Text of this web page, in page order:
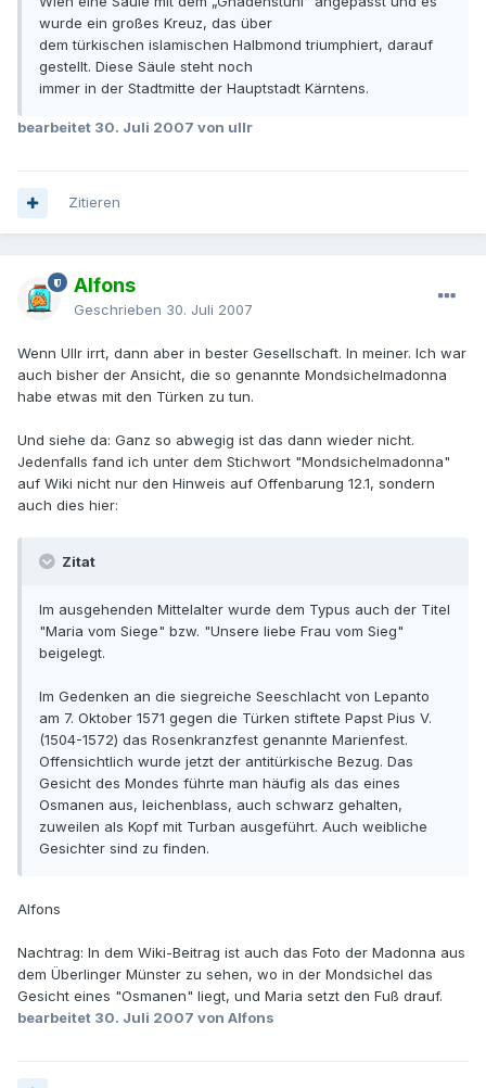
wurde ein großes Kreuz, das über
dem türkischen islamischen Halbmond triumphiert, darauf
gestellt. Diese Säule steht noch
immer in der Stadtmitte der Hauptstadt Kärntens.
bearbeitet 30. Juli 2007 von ullr
Zitieren
Alfons
Geschrieben 30. Juli 2007
Wenn Ullr irrt, dann aber in bester Gesellschaft. In meiner. Ich war
auch bisher der Ansicht, die so genannte Mondsichelmadonna
habe etwas mit den Türken zu tun.
Und siehe da: Ganz so abwegig ist das dann wieder nicht.
Jedenfalls fand ich unter dem Stichwort "Mondsichelmadonna"
auf Wiki nicht nur den Hinweis auf Offenbarung 12.1, sondern
auch dies hier:
Zitat
Im ausgehenden Mittelalter wurde dem Typus auch der Titel
"Maria vom Siege" bzw. "Unsere liebe Frau vom Sieg"
beigelegt.
Im Gedenken an die siegreiche Seeschlacht von Lepanto
am 7. Oktober 1571 gegen die Türken stiftete Papst Pius V.
(1504-1572) das Rosenkranzfest genannte Marienfest.
Offensichtlich wurde jetzt der antitürkische Bezug. Das
Gesicht des Mondes führte man häufig als das eines
Osmanen aus, leichenblass, auch schwarz gehalten,
zuweilen als Kopf mit Turban ausgeführt. Auch weibliche
Gesichter sind zu finden.
Alfons
Nachtrag: In dem Wiki-Beitrag ist auch das Foto der Madonna aus
dem Überlinger Münster zu sehen, wo in der Mondsichel das
Gesicht eines "Osmanen" liegt, und Maria setzt den Fuß drauf.
bearbeitet 30. Juli 2007 von Alfons